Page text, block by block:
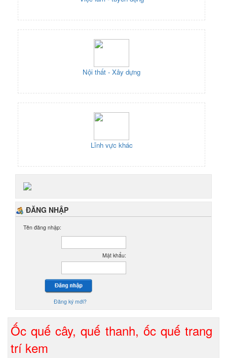
Nội thất - Xây dựng
Lĩnh vực khác
ĐĂNG NHẬP
Tên đăng nhập:
Mật khẩu:
Đăng ký mới?
Ốc quế cây, quế thanh, ốc quế trang
trí kem